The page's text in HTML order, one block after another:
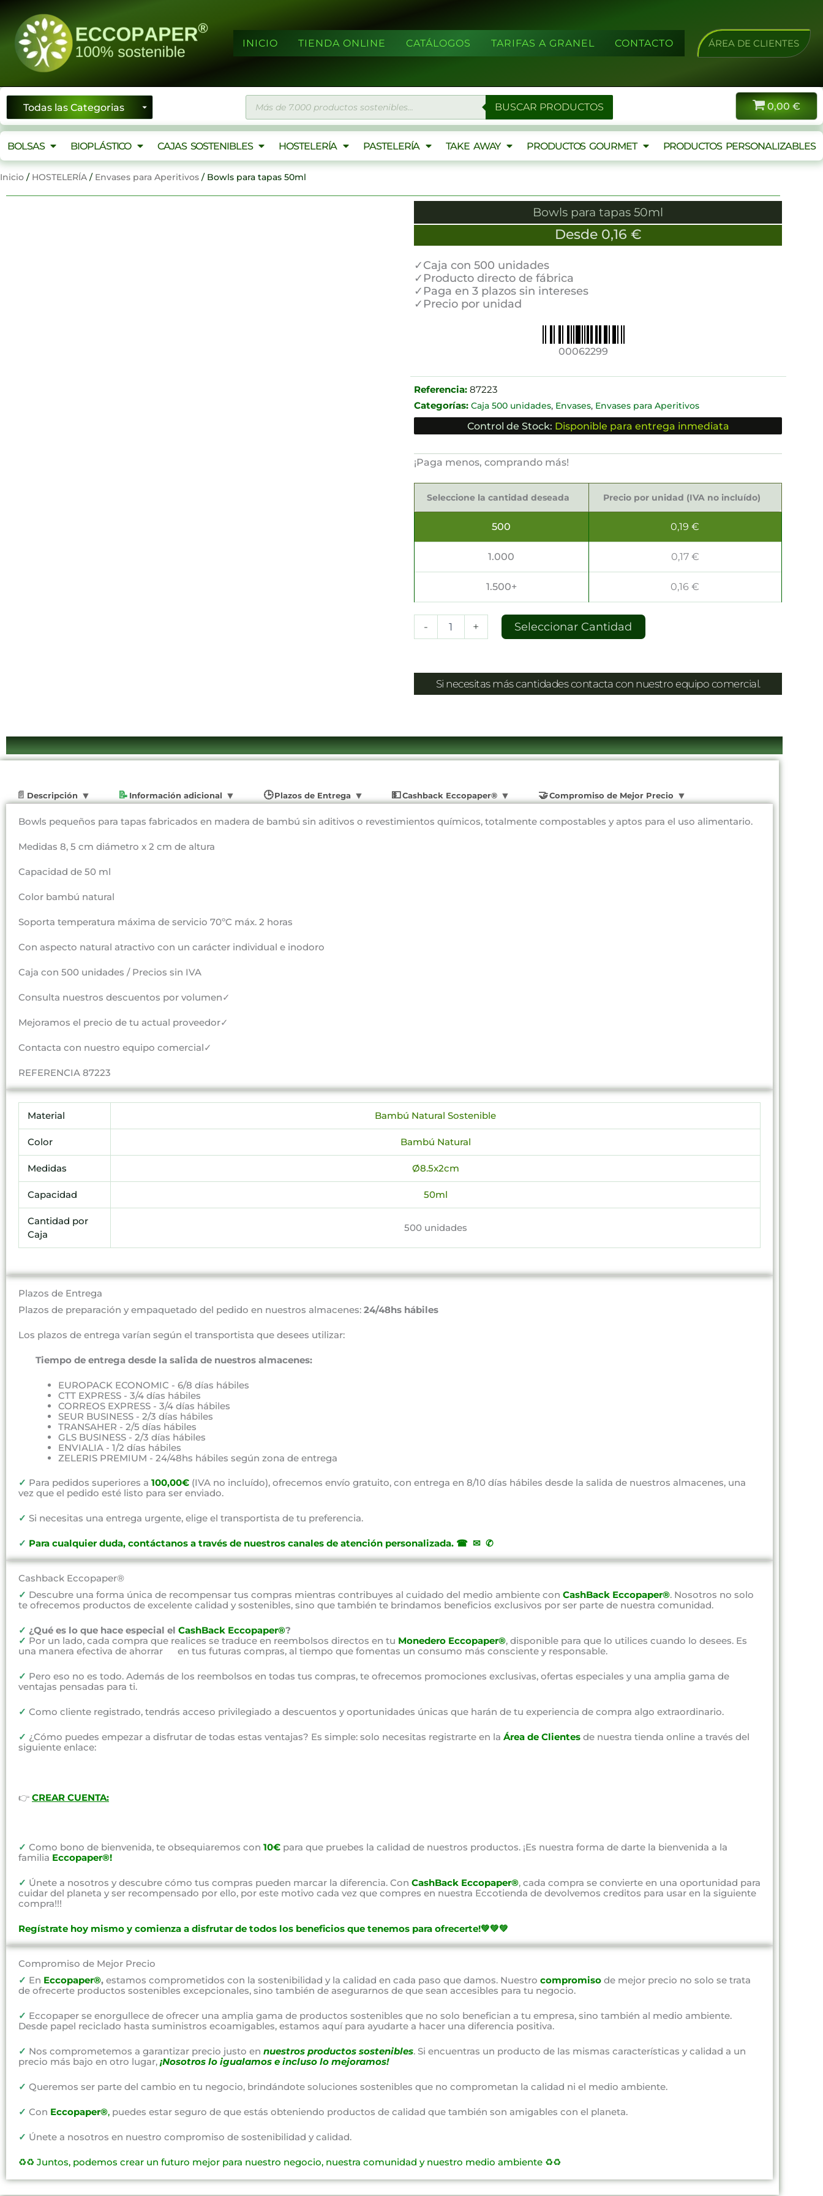
contenido
INICIO TIENDA ONLINE CATÁLOGOS TARIFAS A GRANEL CONTACTO ÁREA DE CLIENTES
de
productos
BUSCAR PRODUCTOS 0,00 €
BOLSAS BIOPLÁSTICO CAJAS SOSTENIBLES HOSTELERÍA PASTELERÍA TAKE AWAY PRODUCTOS GOURMET PRODUCTOS PERSONALIZABLES
Inicio / HOSTELERÍA / Envases para Aperitivos / Bowls para tapas 50ml
Bowls para tapas 50ml
Desde 0,16 €
✓Caja con 500 unidades
✓Producto directo de fábrica
✓Paga en 3 plazos sin intereses
✓Precio por unidad
00062299
Referencia: 87223
Categorías: Caja 500 unidades, Envases, Envases para Aperitivos
Control de Stock: Disponible para entrega inmediata
¡Paga menos, comprando más!
Seleccione la cantidad deseada Precio por unidad (IVA no incluído)
500 0,19 €
1.000 0,17 €
1.500+ 0,16 €
-
tapas
50ml
+ Seleccionar Cantidad
Si necesitas más cantidades contacta con nuestro equipo comercial.
Descripción Información adicional Plazos de Entrega Cashback Eccopaper® Compromiso de Mejor Precio
Bowls pequeños para tapas fabricados en madera de bambú sin aditivos o revestimientos químicos, totalmente compostables y aptos para el uso alimentario.
Medidas 8, 5 cm diámetro x 2 cm de altura
Capacidad de 50 ml
Color bambú natural
Soporta temperatura máxima de servicio 70ºC máx. 2 horas
Con aspecto natural atractivo con un carácter individual e inodoro
Caja con 500 unidades / Precios sin IVA
Consulta nuestros descuentos por volumen✓
Mejoramos el precio de tu actual proveedor✓
Contacta con nuestro equipo comercial✓
REFERENCIA 87223
Material Bambú Natural Sostenible
Color Bambú Natural
Medidas Ø8.5x2cm
Capacidad 50ml
Cantidad por
Caja
500 unidades
Plazos de Entrega
Plazos de preparación y empaquetado del pedido en nuestros almacenes: 24/48hs hábiles
Los plazos de entrega varían según el transportista que desees utilizar:
Tiempo de entrega desde la salida de nuestros almacenes:
EUROPACK ECONOMIC - 6/8 días hábiles
CTT EXPRESS - 3/4 días hábiles
CORREOS EXPRESS - 3/4 días hábiles
SEUR BUSINESS - 2/3 días hábiles
TRANSAHER - 2/5 días hábiles
GLS BUSINESS - 2/3 días hábiles
ENVIALIA - 1/2 días hábiles
ZELERIS PREMIUM - 24/48hs hábiles según zona de entrega
✓ Para pedidos superiores a 100,00€ (IVA no incluído), ofrecemos envío gratuito, con entrega en 8/10 días hábiles desde la salida de nuestros almacenes, una
vez que el pedido esté listo para ser enviado.
✓ Si necesitas una entrega urgente, elige el transportista de tu preferencia.
✓ Para cualquier duda, contáctanos a través de nuestros canales de atención personalizada. ☎ ✉ ✆
Cashback Eccopaper®
✓ Descubre una forma única de recompensar tus compras mientras contribuyes al cuidado del medio ambiente con CashBack Eccopaper®. Nosotros no solo
te ofrecemos productos de excelente calidad y sostenibles, sino que también te brindamos beneficios exclusivos por ser parte de nuestra comunidad.
✓ ¿Qué es lo que hace especial el CashBack Eccopaper®?
✓ Por un lado, cada compra que realices se traduce en reembolsos directos en tu Monedero Eccopaper®, disponible para que lo utilices cuando lo desees. Es
una manera efectiva de ahorrar en tus futuras compras, al tiempo que fomentas un consumo más consciente y responsable.
✓ Pero eso no es todo. Además de los reembolsos en todas tus compras, te ofrecemos promociones exclusivas, ofertas especiales y una amplia gama de
ventajas pensadas para ti.
✓ Como cliente registrado, tendrás acceso privilegiado a descuentos y oportunidades únicas que harán de tu experiencia de compra algo extraordinario.
✓ ¿Cómo puedes empezar a disfrutar de todas estas ventajas? Es simple: solo necesitas registrarte en la Área de Clientes de nuestra tienda online a través del
siguiente enlace:
👉 CREAR CUENTA:
✓ Como bono de bienvenida, te obsequiaremos con 10€ para que pruebes la calidad de nuestros productos. ¡Es nuestra forma de darte la bienvenida a la
familia Eccopaper®!
✓ Únete a nosotros y descubre cómo tus compras pueden marcar la diferencia. Con CashBack Eccopaper®, cada compra se convierte en una oportunidad para
cuidar del planeta y ser recompensado por ello, por este motivo cada vez que compres en nuestra Eccotienda de devolvemos creditos para usar en la siguiente
compra!!!
Regístrate hoy mismo y comienza a disfrutar de todos los beneficios que tenemos para ofrecerte!💚💚💚
Compromiso de Mejor Precio
✓ En Eccopaper®, estamos comprometidos con la sostenibilidad y la calidad en cada paso que damos. Nuestro compromiso de mejor precio no solo se trata
de ofrecerte productos sostenibles excepcionales, sino también de asegurarnos de que sean accesibles para tu negocio.
✓ Eccopaper se enorgullece de ofrecer una amplia gama de productos sostenibles que no solo benefician a tu empresa, sino también al medio ambiente.
Desde papel reciclado hasta suministros ecoamigables, estamos aquí para ayudarte a hacer una diferencia positiva.
✓ Nos comprometemos a garantizar precio justo en nuestros productos sostenibles. Si encuentras un producto de las mismas características y calidad a un
precio más bajo en otro lugar, ¡Nosotros lo igualamos e incluso lo mejoramos!
✓ Queremos ser parte del cambio en tu negocio, brindándote soluciones sostenibles que no comprometan la calidad ni el medio ambiente.
✓ Con Eccopaper®, puedes estar seguro de que estás obteniendo productos de calidad que también son amigables con el planeta.
✓ Únete a nosotros en nuestro compromiso de sostenibilidad y calidad.
♻️♻️ Juntos, podemos crear un futuro mejor para nuestro negocio, nuestra comunidad y nuestro medio ambiente ♻️♻️